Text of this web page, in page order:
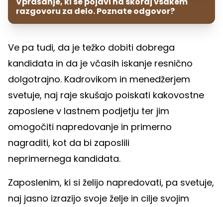
razgovoru za delo. Poznate odgovor?
Ve pa tudi, da je težko dobiti dobrega
kandidata in da je včasih iskanje resnično
dolgotrajno. Kadrovikom in menedžerjem
svetuje, naj raje skušajo poiskati kakovostne
zaposlene v lastnem podjetju ter jim
omogočiti napredovanje in primerno
nagraditi, kot da bi zaposlili
neprimernega kandidata.
Zaposlenim, ki si želijo napredovati, pa svetuje,
naj jasno izrazijo svoje želje in cilje svojim